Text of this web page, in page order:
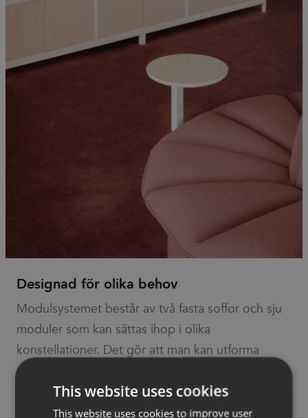
Designad för olika behov
Modulsystemet består av två fasta soffor och sju
moduler som kan sättas ihop i olika
konstellationer. Det gör att man kan utforma
soffan i mängder av varianter för att matcha
individuella behov eller specialanpassa den efter
omgivningen. Utöver den skulpturala
This website uses cookies
This website uses cookies to improve user